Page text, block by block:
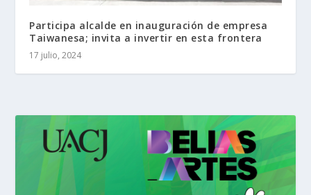
Participa alcalde en inauguración de empresa
Taiwanesa; invita a invertir en esta frontera
17 julio, 2024